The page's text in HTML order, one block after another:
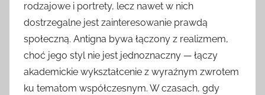
rodzajowe i portrety, lecz nawet w nich
dostrzegalne jest zainteresowanie prawdą
społeczną. Antigna bywa łączony z realizmem,
choć jego styl nie jest jednoznaczny — łączy
akademickie wykształcenie z wyraźnym zwrotem
ku tematom współczesnym. W czasach, gdy